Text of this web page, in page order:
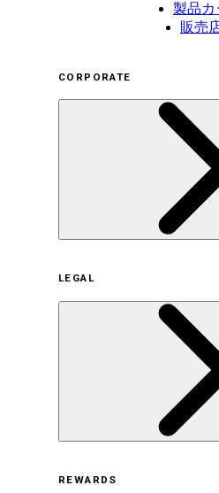
製品カ
販売
CORPORATE
サステナビリティ
サステナビリティの
ヒス
採用
LEGAL
REWARDS